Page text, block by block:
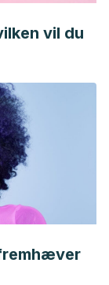
vil du